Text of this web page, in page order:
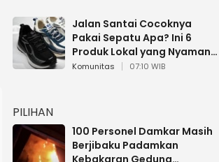
Jalan Santai Cocoknya
Pakai Sepatu Apa? Ini 6
Produk Lokal yang Nyaman
Buat 17 Agustusan
Komunitas 07:10 WIB
PILIHAN
100 Personel Damkar Masih
Berjibaku Padamkan
Kebakaran Gedung